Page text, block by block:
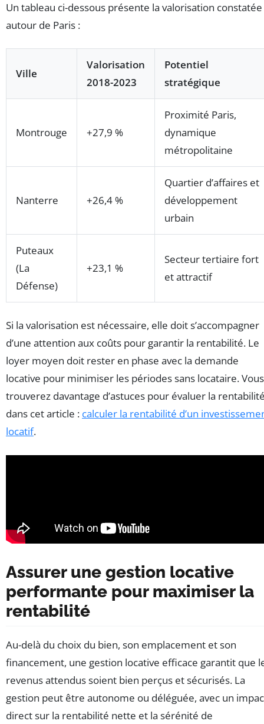
Un tableau ci-dessous présente la valorisation constatée
autour de Paris :
Ville
Valorisation
2018-2023
Potentiel
stratégique
Montrouge +27,9 %
Proximité Paris,
dynamique
métropolitaine
Nanterre +26,4 %
Quartier d’affaires et
développement
urbain
Puteaux
(La
Défense)
+23,1 %
Secteur tertiaire fort
et attractif
Si la valorisation est nécessaire, elle doit s’accompagner
d’une attention aux coûts pour garantir la rentabilité. Le
loyer moyen doit rester en phase avec la demande
locative pour minimiser les périodes sans locataire. Vous
trouverez davantage d’astuces pour évaluer la
dans cet article : calculer la rentabilité d’un
locatif.
Assurer une gestion locative
performante pour maximiser la
rentabilité
Au-delà du choix du bien, son emplacement et son
financement, une gestion locative efficace garantit que
revenus attendus soient bien perçus et sécurisés. La
gestion peut être autonome ou déléguée, avec un
direct sur la rentabilité nette et la sérénité de